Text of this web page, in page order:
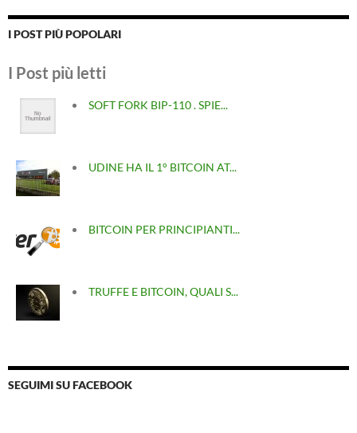
I POST PIÙ POPOLARI
I Post più letti
SOFT FORK BIP-110 . SPIE...
UDINE HA IL 1° BITCOIN AT...
BITCOIN PER PRINCIPIANTI...
TRUFFE E BITCOIN, QUALI S...
SEGUIMI SU FACEBOOK